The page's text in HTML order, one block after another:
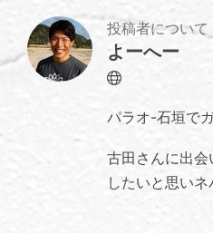
投稿者について
よーへー
Website
パラオ-石垣で
古田さんに出
したいと思い